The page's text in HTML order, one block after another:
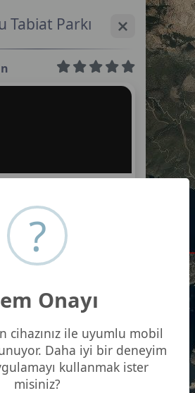
Tabiat Parkı
Vezirsuyu Tabiat Parkı
?
Onayı
cihazınız ile uyumlu mobil
Daha iyi bir deneyim
kullanmak ister
misiniz?